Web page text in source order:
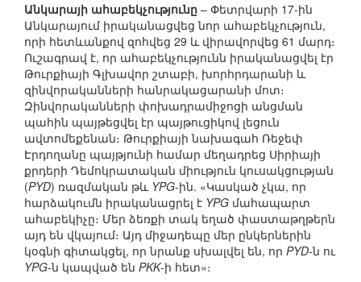
Անկարայի ահաբեկչությունը – Փետրվարի 17-ին
Անկարայում իրականացվեց նոր ահաբեկչություն,
որի հետևանքով զոհվեց 29 և վիրավորվեց 61 մարդ։
Ուշագրավ է, որ ահաբեկչությունն իրականացվել էր
Թուրքիայի Գլխավոր շտաբի, խորհրդարանի և
զինվորականների հանրակացարանի մոտ։
Զինվորականների փոխադրամիջոցի անցման
պահին պայթեցվել էր պայթուցիկով լեցուն
ավտոմեքենան։ Թուրքիայի նախագահ Ռեջեփ
Էրդողանը պայթյունի համար մեղադրեց Սիրիայի
քրդերի Դեմոկրատական միություն կուսակցության
(PYD) ռազմական թև YPG-ին. «Կասկած չկա, որ
հարձակումն իրականացրել է YPG մահապարտ
ահաբեկիչը։ Մեր ձեռքի տակ եղած փաստաթղթերն
այդ են վկայում։ Այդ միջադեպը մեր ընկերներին
կօգնի գիտակցել, որ նրանք սխալվել են, որ PYD-ն ու
YPG-ն կապված են PKK-ի հետ»։